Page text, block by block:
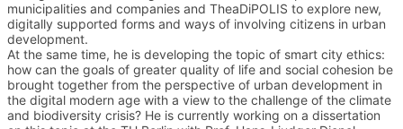
municipalities and companies and TheaDiPOLIS to explore new,
digitally supported forms and ways of involving citizens in urban
development.
At the same time, he is developing the topic of smart city ethics:
how can the goals of greater quality of life and social cohesion be
brought together from the perspective of urban development in
the digital modern age with a view to the challenge of the climate
and biodiversity crisis? He is currently working on a dissertation